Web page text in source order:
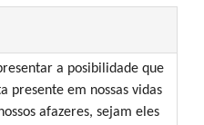
a posibilidade que
presente em nossas vidas
afazeres, sejam eles